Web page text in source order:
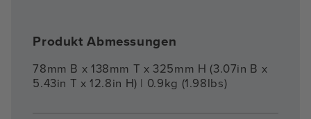
Produkt Abmessungen
78mm B x 138mm T x 325mm H (3.07in B x
5.43in T x 12.8in H) | 0.9kg (1.98lbs)